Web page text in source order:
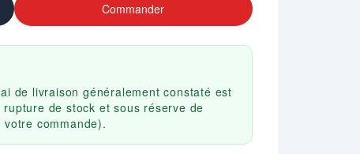
Commander
de livraison généralement constaté est
de stock et sous réserve de
commande).